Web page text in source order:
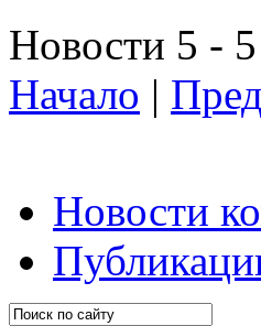
Новости 5 -
Начало |
Новости